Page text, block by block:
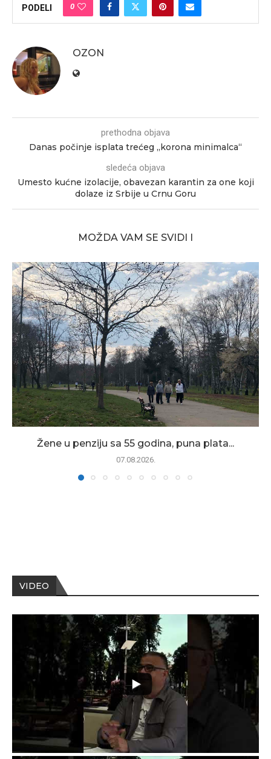
PODELI 0
OZON
prethodna objava
Danas počinje isplata trećeg „korona minimalca“
sledeća objava
Umesto kućne izolacije, obavezan karantin za one koji
dolaze iz Srbije u Crnu Goru
MOŽDA VAM SE SVIDI I
Žene u penziju sa 55 godina, puna plata...
07.08.2026.
VIDEO